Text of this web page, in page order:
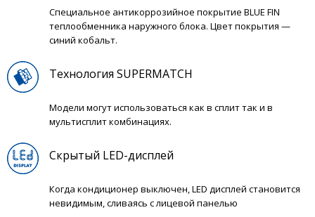
Специальное антикоррозийное покрытие BLUE FIN
теплообменника наружного блока. Цвет покрытия —
синий кобальт.
Технология SUPERMATCH
Модели могут использоваться как в сплит так и в
мультисплит комбинациях.
Скрытый LED-дисплей
Когда кондиционер выключен, LED дисплей становится
невидимым, сливаясь с лицевой панелью